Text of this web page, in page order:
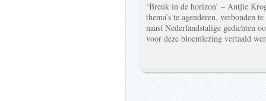
‘Breuk in de horizon’ – Antjie
thema’s te agenderen, verbonden
naast Nederlandstalige gedichten
voor deze bloemlezing vertaald